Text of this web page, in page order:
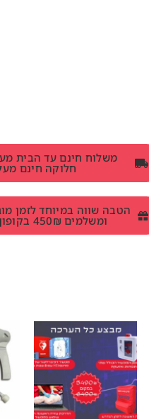
חלוקה חינם מעל
ומשלמים 450₪ בקופון "SHILAT50"